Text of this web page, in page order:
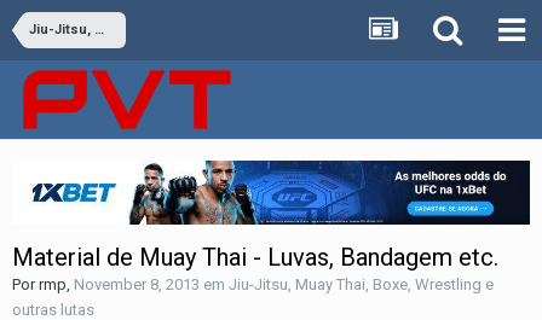
Jiu-Jitsu, Muay Thai, Boxe, Wrestling e outras lutas
Material de Muay Thai - Luvas, Bandagem etc.
Porrmp November 8, 2013 em Jiu-Jitsu, Muay Thai, Boxe, Wrestling e
outras lutas